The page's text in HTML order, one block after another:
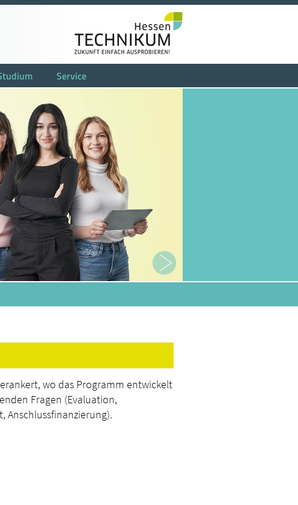
Service
wo das Programm entwickelt
Fragen (Evaluation,
Anschlussfinanzierung).